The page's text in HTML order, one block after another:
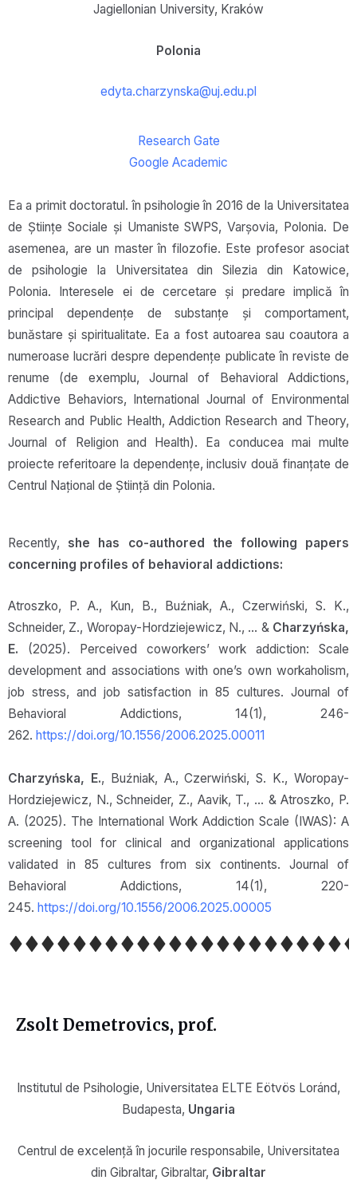
Jagiellonian University, Kraków
Polonia
edyta.charzynska@uj.edu.pl
Research Gate
Google Academic
Ea a primit doctoratul. în psihologie în 2016 de la Universitatea
de Științe Sociale și Umaniste SWPS, Varșovia, Polonia. De
asemenea, are un master în filozofie. Este profesor asociat
de psihologie la Universitatea din Silezia din Katowice,
Polonia. Interesele ei de cercetare și predare implică în
principal dependențe de substanțe și comportament,
bunăstare și spiritualitate. Ea a fost autoarea sau coautora a
numeroase lucrări despre dependențe publicate în reviste de
renume (de exemplu, Journal of Behavioral Addictions,
Addictive Behaviors, International Journal of Environmental
Research and Public Health, Addiction Research and Theory,
Journal of Religion and Health). Ea conducea mai multe
proiecte referitoare la dependențe, inclusiv două finanțate de
Centrul Național de Știință din Polonia.
Recently, she has co-authored the following papers
concerning profiles of behavioral addictions:
Atroszko, P. A., Kun, B., Buźniak, A., Czerwiński, S. K.,
Schneider, Z., Woropay-Hordziejewicz, N., … & Charzyńska,
E. (2025). Perceived coworkers’ work addiction: Scale
development and associations with one’s own workaholism,
job stress, and job satisfaction in 85 cultures. Journal of
Behavioral Addictions, 14(1), 246-
262. https://doi.org/10.1556/2006.2025.00011
Charzyńska, E., Buźniak, A., Czerwiński, S. K., Woropay-
Hordziejewicz, N., Schneider, Z., Aavik, T., … & Atroszko, P.
A. (2025). The International Work Addiction Scale (IWAS): A
screening tool for clinical and organizational applications
validated in 85 cultures from six continents. Journal of
Behavioral Addictions, 14(1), 220-
245. https://doi.org/10.1556/2006.2025.00005
Zsolt Demetrovics, prof.
Institutul de Psihologie, Universitatea ELTE Eötvös Loránd,
Budapesta, Ungaria
Centrul de excelență în jocurile responsabile, Universitatea
din Gibraltar, Gibraltar, Gibraltar